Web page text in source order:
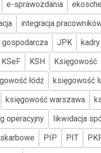
e-sprawozdania
integracja
gospodarcza
JPK
kadry
KSeF KSH
Księgowość
łódź
księgowość
księgowość warszawa
operacyjny
likwidacja
PIP PIT